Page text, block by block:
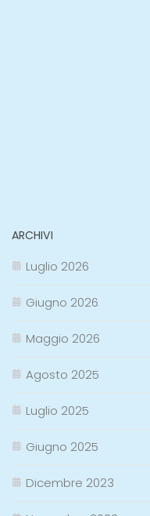
ARCHIVI
Luglio 2026
Giugno 2026
Maggio 2026
Agosto 2025
Luglio 2025
Giugno 2025
Dicembre 2023